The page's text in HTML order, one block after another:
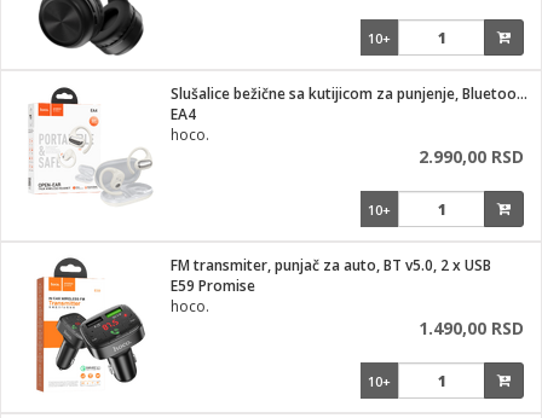
10+
Slušalice bežične sa kutijicom za punjenje, Bluetooth
EA4
hoco.
2.990,00 RSD
10+
FM transmiter, punjač za auto, BT v5.0, 2 x USB
E59 Promise
hoco.
1.490,00 RSD
10+